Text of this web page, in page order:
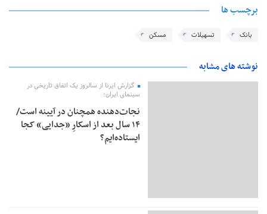
برچسب ها
بانک تسهیلات مسکن
نوشته های مشابه
گزارش ایرنا از سالروز یک اتفاق تاریخی در
سینمای ایران؛
نجات‌دهنده‌ همچنان در آیینه است/
۱۴ سال بعد از اسکارِ «جدایی» کجا
ایستاده‌ایم؟